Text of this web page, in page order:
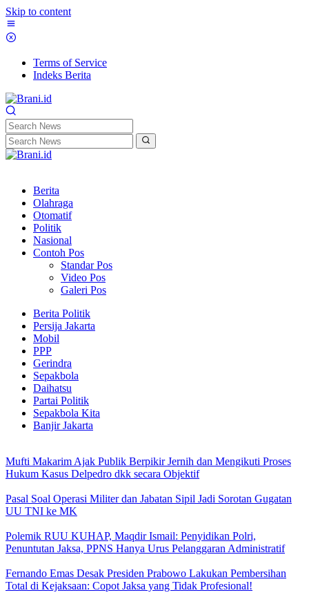
Skip to content
Terms of Service
Indeks Berita
Berita
Olahraga
Otomatif
Politik
Nasional
Contoh Pos
Standar Pos
Video Pos
Galeri Pos
Berita Politik
Persija Jakarta
Mobil
PPP
Gerindra
Sepakbola
Daihatsu
Partai Politik
Sepakbola Kita
Banjir Jakarta
Mufti Makarim Ajak Publik Berpikir Jernih dan Mengikuti Proses
Hukum Kasus Delpedro dkk secara Objektif
Pasal Soal Operasi Militer dan Jabatan Sipil Jadi Sorotan Gugatan
UU TNI ke MK
Polemik RUU KUHAP, Maqdir Ismail: Penyidikan Polri,
Penuntutan Jaksa, PPNS Hanya Urus Pelanggaran Administratif
Fernando Emas Desak Presiden Prabowo Lakukan Pembersihan
Total di Kejaksaan: Copot Jaksa yang Tidak Profesional!